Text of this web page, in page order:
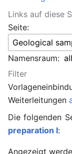
Links auf diese
Seite:
Namensraum:
Filter
Weiterleitungen
Die folgenden
preparation I:
Angezeigt